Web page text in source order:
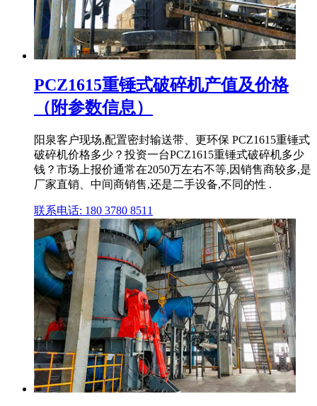
PCZ1615重锤式破碎机产值及价格
（附参数信息）
阳泉客户现场,配置密封输送带、更环保 PCZ1615重锤式
破碎机价格多少？投资一台PCZ1615重锤式破碎机多少
钱？市场上报价通常在2050万左右不等,因销售商较多,是
厂家直销、中间商销售,还是二手设备,不同的性 .
联系电话: 180 3780 8511